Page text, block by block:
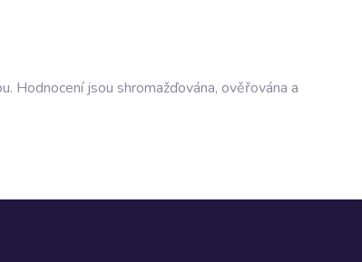
Hodnocení jsou shromažďována, ověřována a